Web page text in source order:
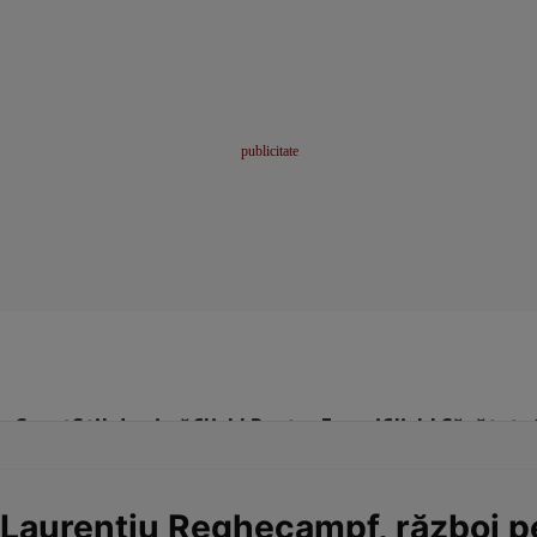
SportStil de viațăClick! Pentru FemeiClick! Sănătate
Reghecampf, război